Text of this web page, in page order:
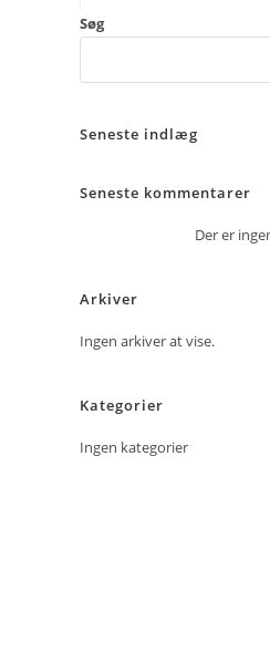
Søg
Seneste indlæg
Seneste kommentarer
Der er
Arkiver
Ingen arkiver at vise.
Kategorier
Ingen kategorier